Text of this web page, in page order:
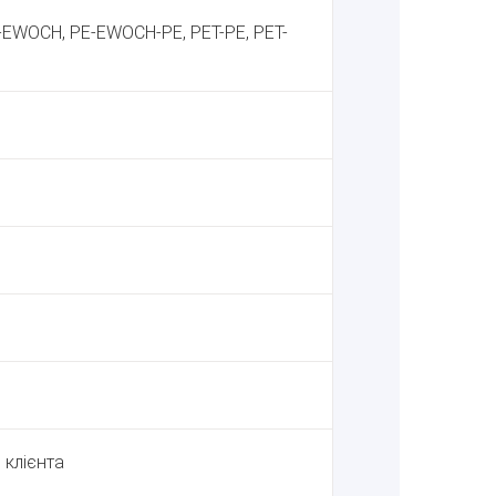
PE-EWOCH-PE, PET-PE, PET-